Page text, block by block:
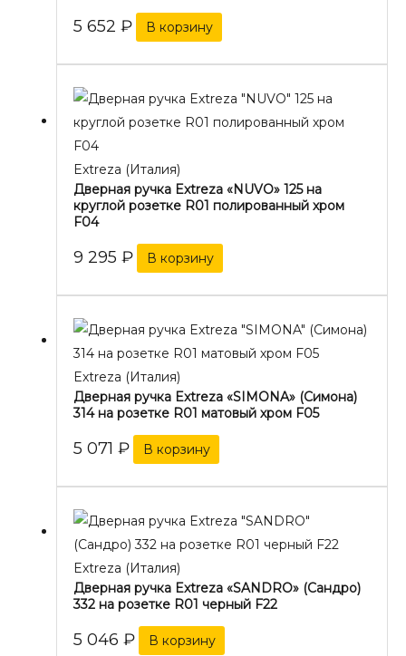
5 652 ₽ В корзину
Extreza (Италия)
Дверная ручка Extreza «NUVO» 125 на
круглой розетке R01 полированный хром
F04
9 295 ₽ В корзину
Extreza (Италия)
Дверная ручка Extreza «SIMONA» (Симона)
314 на розетке R01 матовый хром F05
5 071 ₽ В корзину
Extreza (Италия)
Дверная ручка Extreza «SANDRO» (Сандро)
332 на розетке R01 черный F22
5 046 ₽ В корзину